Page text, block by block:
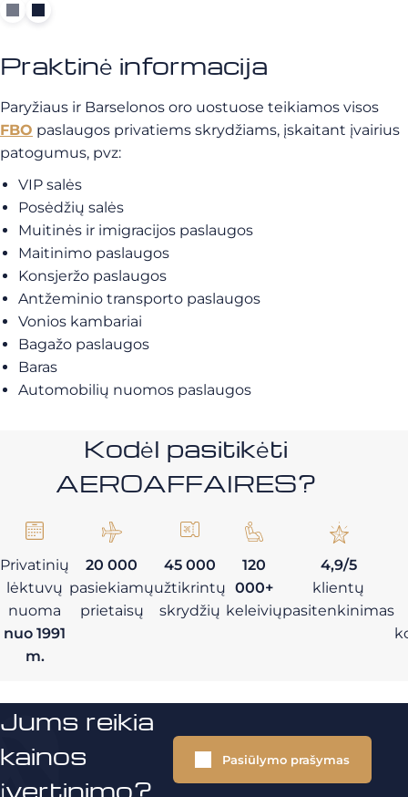
Praktinė informacija
Paryžiaus ir Barselonos oro uostuose teikiamos visos
FBO paslaugos privatiems skrydžiams, įskaitant įvairius
patogumus, pvz:
VIP salės
Posėdžių salės
Muitinės ir imigracijos paslaugos
Maitinimo paslaugos
Konsjeržo paslaugos
Antžeminio transporto paslaugos
Vonios kambariai
Bagažo paslaugos
Baras
Automobilių nuomos paslaugos
Kodėl pasitikėti
AEROAFFAIRES?
Privatinių
lėktuvų
nuoma
nuo 1991
m.
20 000
pasiekiamų
prietaisų
45 000
užtikrintų
skrydžių
120
000+
keleivių
4,9/5
klientų
pasitenkinimas
Jums reikia
kainos
įvertinimo?
Pasiūlymo prašymas